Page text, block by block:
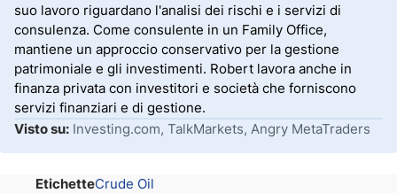
suo lavoro riguardano l'analisi dei rischi e i servizi di
consulenza. Come consulente in un Family Office,
mantiene un approccio conservativo per la gestione
patrimoniale e gli investimenti. Robert lavora anche in
finanza privata con investitori e società che forniscono
servizi finanziari e di gestione.
Visto su: Investing.com, TalkMarkets, Angry MetaTraders
EtichetteCrude Oil